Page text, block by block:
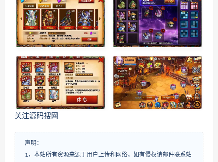
关注源码搜网
声明：
1，本站所有资源来源于用户上传和网络，如有侵权请邮件联系站